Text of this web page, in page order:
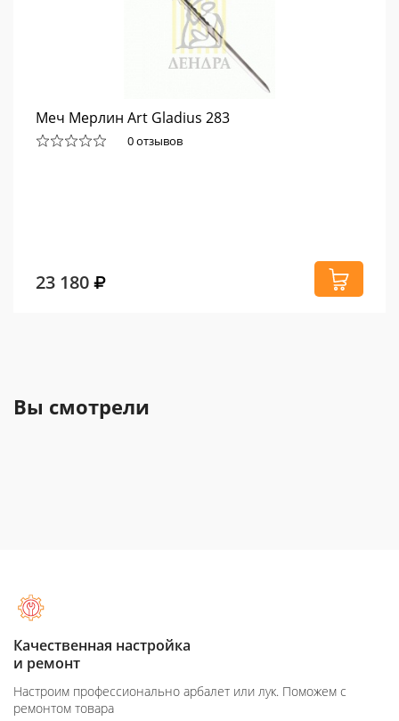
Меч Мерлин Art Gladius 283
0 отзывов
23 180
Вы смотрели
Качественная настройка
и ремонт
Настроим профессионально арбалет или лук. Поможем с
ремонтом товара